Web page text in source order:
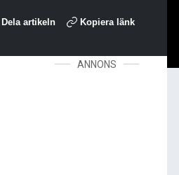
Dela artikeln Kopiera länk
ANNONS